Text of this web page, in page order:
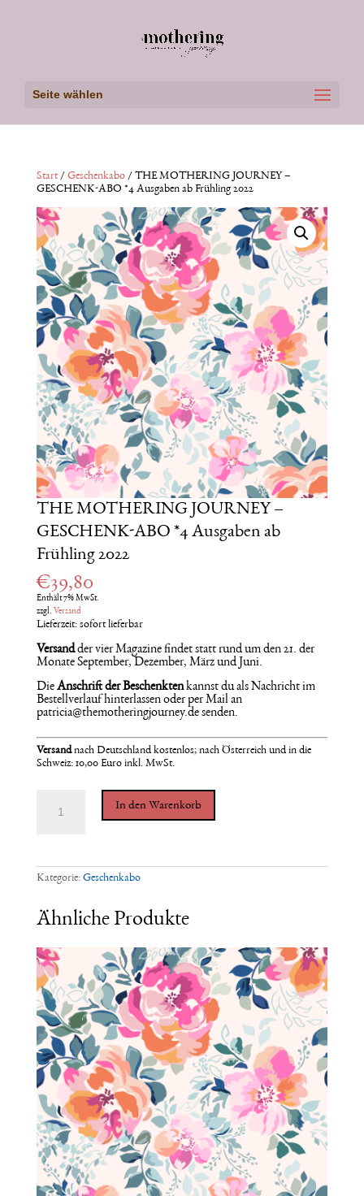
Seite wählen
Start/ Geschenkabo/ THE MOTHERING JOURNEY –
GESCHENK-ABO *4 Ausgaben ab Frühling 2022
THE MOTHERING JOURNEY –
GESCHENK-ABO *4 Ausgaben ab
Frühling 2022
€39,80
Enthält 7% MwSt.
zzgl. Versand
Lieferzeit: sofort lieferbar
Versandder vier Magazine findet statt rund um den 21. der
Monate September, Dezember, März und Juni.
DieAnschrift der Beschenktenkannst du als Nachricht im
Bestellverlauf hinterlassen oder per Mail an
patricia@themotheringjourney.de senden.
Versandnach Deutschland kostenlos; nach Österreich und in die
Schweiz: 10,00 Euro inkl. MwSt.
MOTHERING
*4
Ausgaben
Frühling
2022
In den Warenkorb
Kategorie: Geschenkabo
Ähnliche Produkte